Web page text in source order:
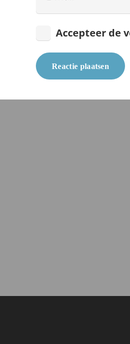
Accepteer de
Reactie plaatsen